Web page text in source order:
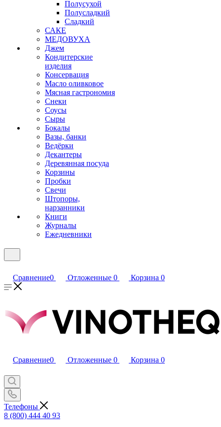
Полусухой
Полусладкий
Сладкий
САКЕ
МЕДОВУХА
Джем
Кондитерские
изделия
Консервация
Масло оливковое
Мясная гастрономия
Снеки
Соусы
Сыры
Бокалы
Вазы, банки
Ведёрки
Декантеры
Деревянная посуда
Корзины
Пробки
Свечи
Штопоры,
нарзанники
Книги
Журналы
Ежедневники
Сравнение0 Отложенные 0 Корзина 0
Сравнение0 Отложенные 0 Корзина 0
Телефоны
8 (800) 444 40 93